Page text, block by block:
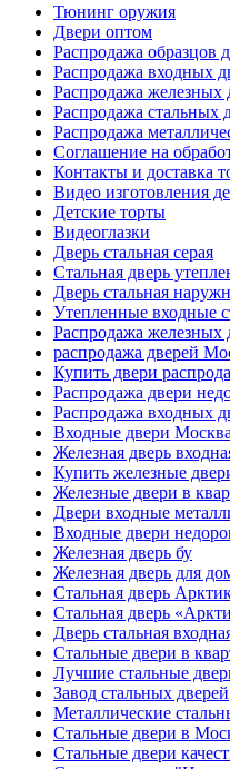
Тюнинг оружия
Двери оптом
Распродажа образцов
Распродажа входных
Распродажа железных
Распродажа стальных
Распродажа
Соглашение на
Контакты и доставка
Видео изготовления
Детские торты
Видеоглазки
Дверь стальная серая
Стальная дверь
Дверь стальная
Утепленные входные
Распродажа железных
распродажа дверей
Купить двери
Распродажа двери
Распродажа входных
Входные двери Москва
Железная дверь
Купить железные
Железные двери в
Двери входные
Входные двери
Железная дверь бу
Железная дверь для
Стальная дверь
Стальная дверь
Дверь стальная
Стальные двери в
Лучшие стальные
Завод стальных дверей
Металлические
Стальные двери в
Стальные двери